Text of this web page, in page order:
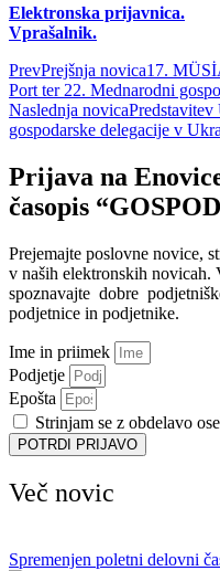
Elektronska prijavnica.
Vprašalnik.
PrevPrejšnja novica17.
Port ter 22. Mednarodni
Naslednja novicaPredstavitev
gospodarske delegacije v
Prijava na
časopis
Prejemajte poslovne novice,
v naših elektronskih novicah.
spoznavajte dobre
podjetnice in podjetnike.
Ime in priimek
Podjetje
Epošta
Strinjam se z obdelavo
POTRDI PRIJAVO
Več novic
Spremenjen poletni delovni